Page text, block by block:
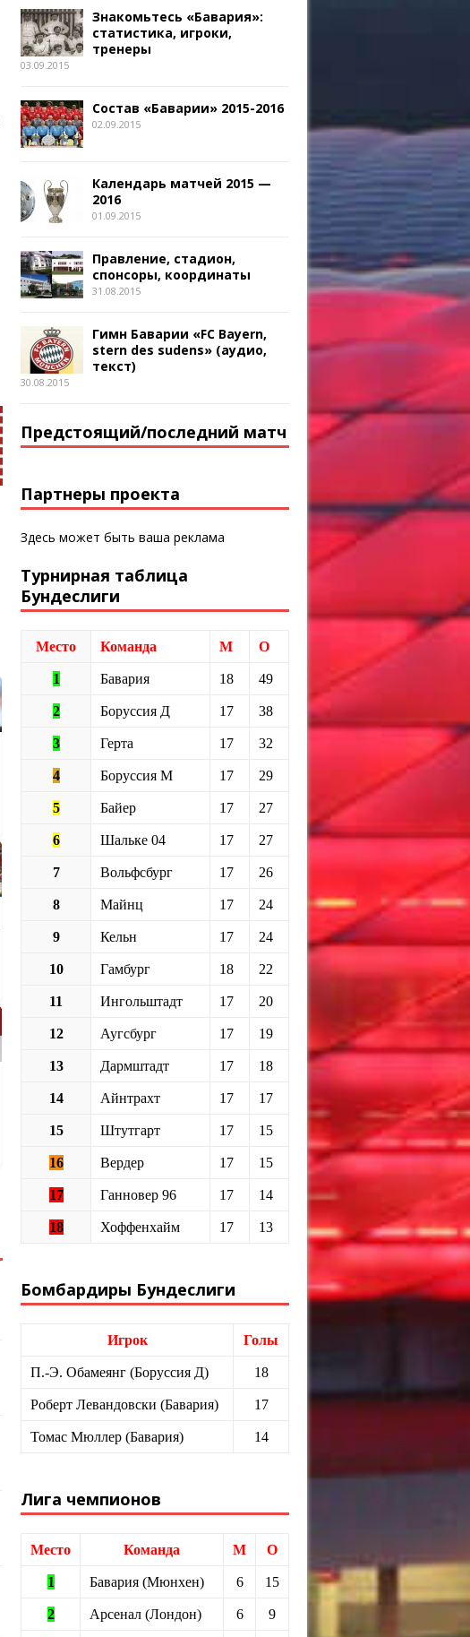
Знакомьтесь «Бавария»:
статистика, игроки,
тренеры
03.09.2015
Состав «Баварии» 2015-2016
02.09.2015
Календарь матчей 2015 —
2016
01.09.2015
Правление, стадион,
спонсоры, координаты
31.08.2015
Гимн Баварии «FC Bayern,
stern des sudens» (аудио,
текст)
30.08.2015
Предстоящий/последний матч
Партнеры проекта
Здесь может быть ваша реклама
Турнирная таблица
Бундеслиги
Место Команда М О
1 Бавария 18 49
2 Боруссия Д 17 38
3 Герта 17 32
4 Боруссия М 17 29
5 Байер 17 27
6 Шальке 04 17 27
7 Вольфсбург 17 26
8 Майнц 17 24
9 Кельн 17 24
10 Гамбург 18 22
11 Ингольштадт 17 20
12 Аугсбург 17 19
13 Дармштадт 17 18
14 Айнтрахт 17 17
15 Штутгарт 17 15
16 Вердер 17 15
17 Ганновер 96 17 14
18 Хоффенхайм 17 13
Бомбардиры Бундеслиги
Игрок Голы
П.-Э. Обамеянг (Боруссия Д) 18
Роберт Левандовски (Бавария) 17
Томас Мюллер (Бавария) 14
Лига чемпионов
Место Команда М О
1 Бавария (Мюнхен) 6 15
2 Арсенал (Лондон) 6 9